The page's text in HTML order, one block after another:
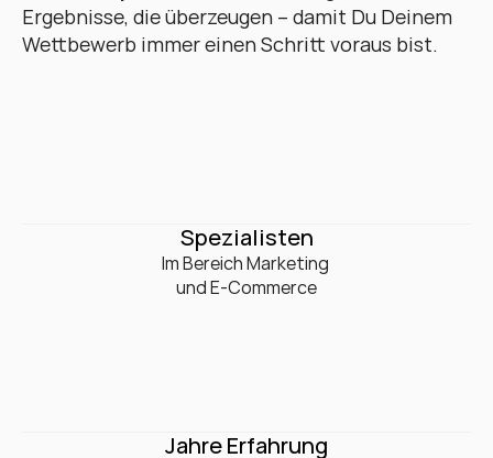
Ergebnisse, die überzeugen – damit Du Deinem
Wettbewerb immer einen Schritt voraus bist.
0+
Spezialisten
Im Bereich Marketing
und E-Commerce
Jahre Erfahrung